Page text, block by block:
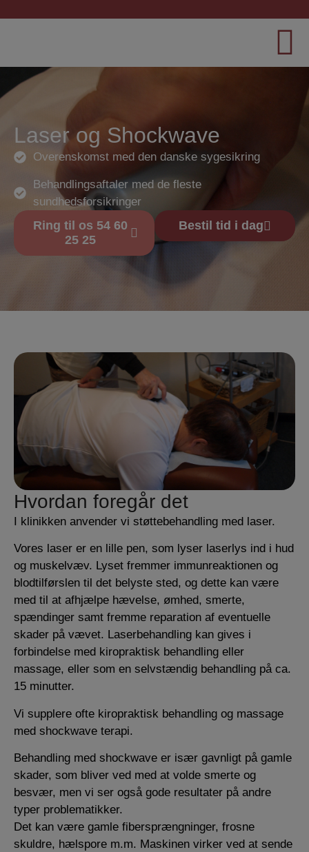
Laser og Shockwave
Overenskomst med den danske sygesikring
Behandlingsaftaler med de fleste
sundhedsforsikringer
Ring til os 54 60
25 25
Bestil tid i dag
Hvordan foregår det
I klinikken anvender vi støttebehandling med laser.
Vores laser er en lille pen, som lyser laserlys ind i hud
og muskelvæv. Lyset fremmer immunreaktionen og
blodtilførslen til det belyste sted, og dette kan være
med til at afhjælpe hævelse, ømhed, smerte,
spændinger samt fremme reparation af eventuelle
skader på vævet. Laserbehandling kan gives i
forbindelse med kiropraktisk behandling eller
massage, eller som en selvstændig behandling på ca.
15 minutter.
Vi supplere ofte kiropraktisk behandling og massage
med shockwave terapi.
Behandling med shockwave er især gavnligt på gamle
skader, som bliver ved med at volde smerte og
besvær, men vi ser også gode resultater på andre
typer problematikker.
Det kan være gamle fibersprængninger, frosne
skuldre, hælspore m.m. Maskinen virker ved at sende